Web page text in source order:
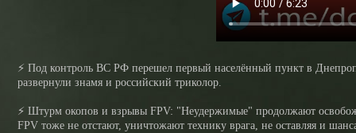
⚡️ Под контроль ВС РФ перешел первый населённый пункт в
развернули знамя и российский триколор.
⚡️ Штурм окопов и взрывы FPV: "Неудержимые" продолжают
FPV тоже не отстают, уничтожают технику врага, не оставляя и